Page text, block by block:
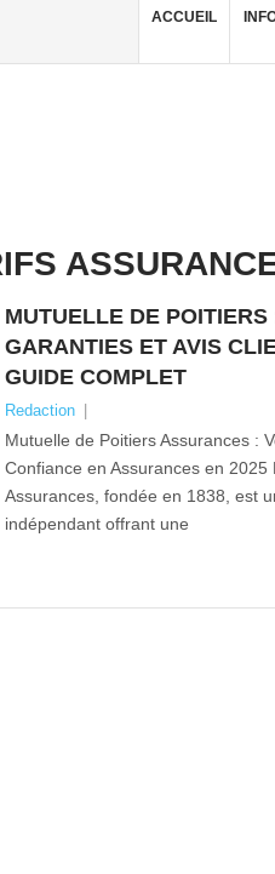
ACCUEIL
MUTUELLE DE
GARANTIES ET AVIS
GUIDE COMPLET
Redaction
Mutuelle de Poitiers Assurances :
Confiance en Assurances en
Assurances, fondée en 1838, est
indépendant offrant une